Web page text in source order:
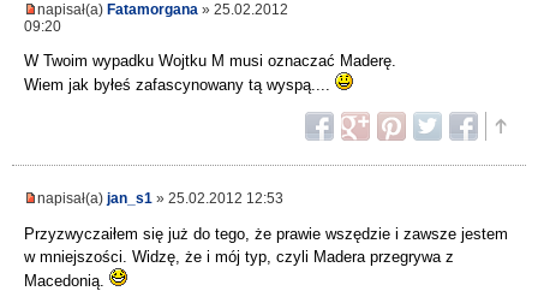
napisał(a) Fatamorgana » 25.02.2012
09:20
W Twoim wypadku Wojtku M musi oznaczać Maderę.
Wiem jak byłeś zafascynowany tą wyspą....
napisał(a) jan_s1 » 25.02.2012 12:53
Przyzwyczaiłem się już do tego, że prawie wszędzie i zawsze jestem
w mniejszości. Widzę, że i mój typ, czyli Madera przegrywa z
Macedonią.